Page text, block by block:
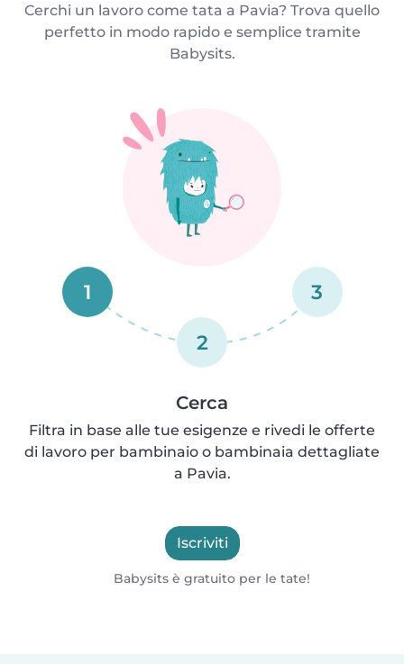
Cerchi un lavoro come tata a Pavia? Trova quello
perfetto in modo rapido e semplice tramite
Babysits.
1
2
3
Cerca
Filtra in base alle tue esigenze e rivedi le offerte
di lavoro per bambinaio o bambinaia dettagliate
a Pavia.
Iscriviti
Babysits è gratuito per le tate!